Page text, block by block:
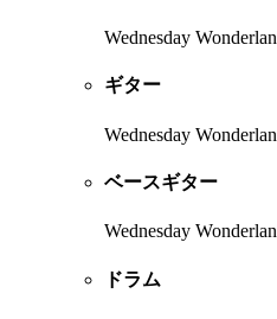
Wednesday
ギター
Wednesday
ベースギター
Wednesday
ドラム